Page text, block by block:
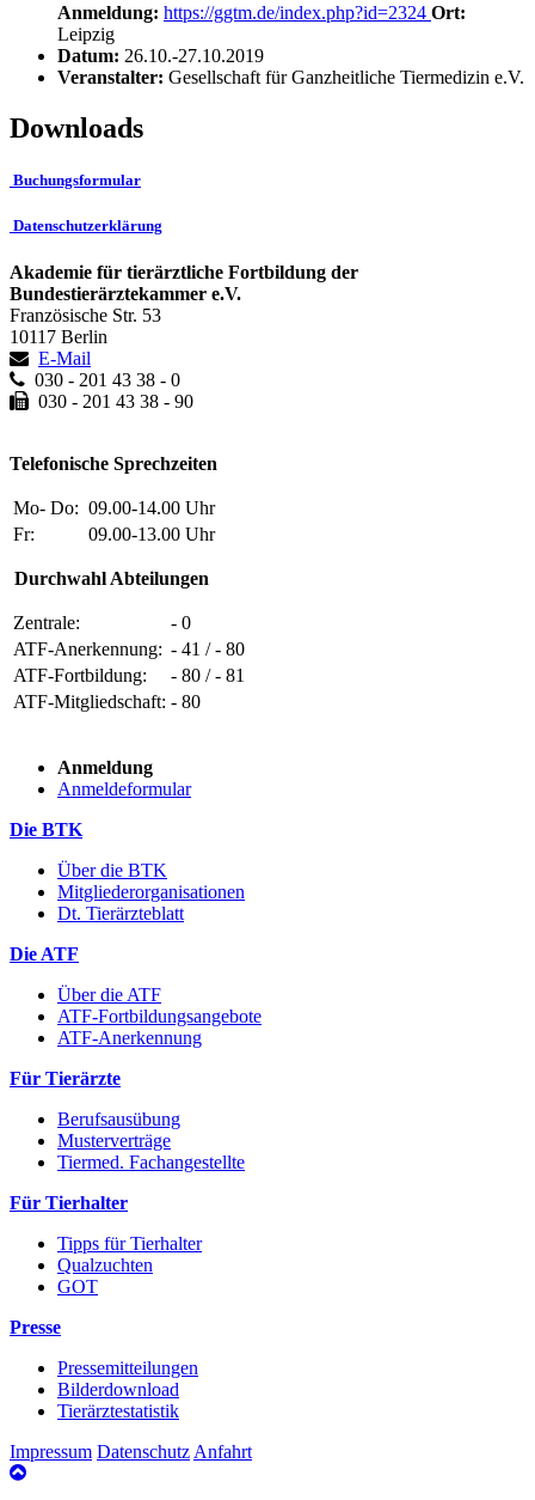
Anmeldung: https://ggtm.de/index.php?id=2324 Ort:
Leipzig
Datum: 26.10.-27.10.2019
Veranstalter: Gesellschaft für Ganzheitliche Tiermedizin e.V.
Downloads
Buchungsformular
Datenschutzerklärung
Akademie für tierärztliche Fortbildung der
Bundestierärztekammer e.V.
Französische Str. 53
10117 Berlin
E-Mail
030 - 201 43 38 - 0
030 - 201 43 38 - 90
Telefonische Sprechzeiten
Mo- Do: 09.00-14.00 Uhr
Fr:
09.00-13.00 Uhr
Durchwahl Abteilungen
Zentrale:
- 0
ATF-Anerkennung: - 41 / - 80
ATF-Fortbildung:
- 80 / - 81
ATF-Mitgliedschaft: - 80
Anmeldung
Anmeldeformular
Die BTK
Über die BTK
Mitgliederorganisationen
Dt. Tierärzteblatt
Die ATF
Über die ATF
ATF-Fortbildungsangebote
ATF-Anerkennung
Für Tierärzte
Berufsausübung
Musterverträge
Tiermed. Fachangestellte
Für Tierhalter
Tipps für Tierhalter
Qualzuchten
GOT
Presse
Pressemitteilungen
Bilderdownload
Tierärztestatistik
Impressum Datenschutz Anfahrt
nach